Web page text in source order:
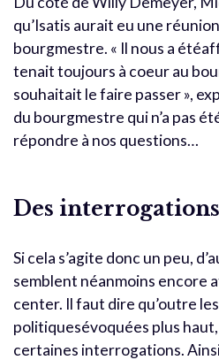
qu’Isatis aurait eu une
bourgmestre. « Il nous a
tenait toujours à coeur au
souhaitait le faire passer »,
du bourgmestre qui n’a pas
répondre à nos questions…
Des interrogations
Si cela s’agite donc un peu,
semblent néanmoins encore
center. Il faut dire qu’outre
politiquesévoquées plus
certaines interrogations.